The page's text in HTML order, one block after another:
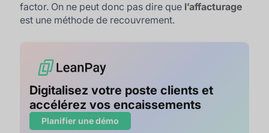
factor. On ne peut donc pas dire que l’affacturage
est une méthode de recouvrement.
Digitalisez votre poste clients et
accélérez vos encaissements
Planifier une démo